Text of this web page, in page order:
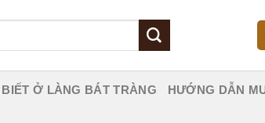
Ở LÀNG BÁT TRÀNG HƯỚNG DẪN